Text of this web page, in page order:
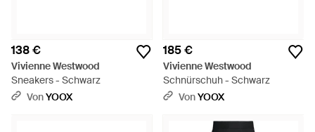
138 €
Vivienne Westwood
Sneakers - Schwarz
VonYOOX
185 €
Vivienne Westwood
Schnürschuh - Schwarz
VonYOOX